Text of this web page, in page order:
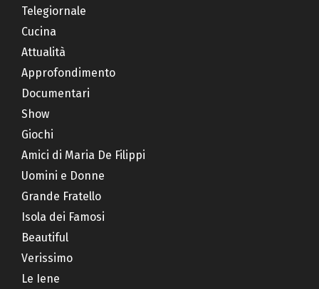
Telegiornale
Cucina
Attualità
Approfondimento
Documentari
Show
Giochi
Amici di Maria De Filippi
Uomini e Donne
Grande Fratello
Isola dei Famosi
Beautiful
Verissimo
Le Iene